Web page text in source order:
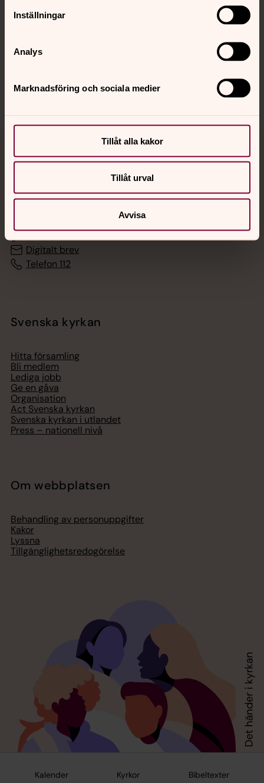
Inställningar
Analys
Marknadsföring och sociala medier
Tillåt alla kakor
Tillåt urval
Avvisa
Kalender Kyrkor Bibeltexter
Hitta snabbt
Jourhavande präst
med en präst på kvällar och nätter.
Chatt
Digitalt brev
Telefon 112
Svenska kyrkan
Hitta församling
Bli medlem
Lediga jobb
Ge en gåva
Organisation
Act Svenska kyrkan
Svenska kyrkan i utlandet
Press – nationell nivå
Om webbplatsen
Behandling av personuppgifter
Kakor
Lyssna
Tillgänglighetsredogörelse